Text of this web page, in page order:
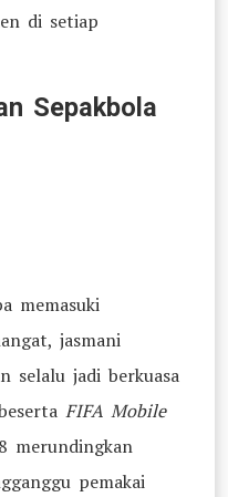
di setiap
Sepakbola
memasuki
jasmani
selalu jadi berkuasa
FIFA Mobile
merundingkan
pemakai